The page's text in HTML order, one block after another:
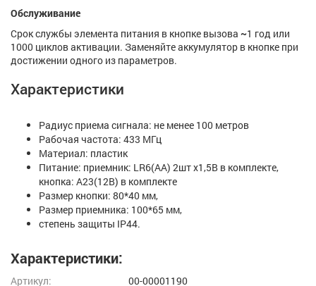
Обслуживание
Срок службы элемента питания в кнопке вызова ~1 год или
1000 циклов активации. Заменяйте аккумулятор в кнопке при
достижении одного из параметров.
Характеристики
Радиус приема сигнала: не менее 100 метров
Рабочая частота: 433 МГц
Материал: пластик
Питание: приемник: LR6(АА) 2шт х1,5В в комплекте,
кнопка: А23(12B) в комплекте
Размер кнопки: 80*40 мм,
Размер приемника: 100*65 мм,
степень защиты IP44.
Характеристики:
Артикул:
00-00001190